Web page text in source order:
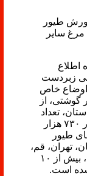
طیور
سایر
اطلاع
زبردست
اوضاع خاص
گوشتی، از
تعداد
یک میلیون و ۸۵۰ هزار قطعه مرغ زنده، و مقدار ۷۳۰ هزار
طیور
تهران، قم،
اصفهان و مرکزی ارسال شده، که علاوه بر این، بیش از ۱۰
است.